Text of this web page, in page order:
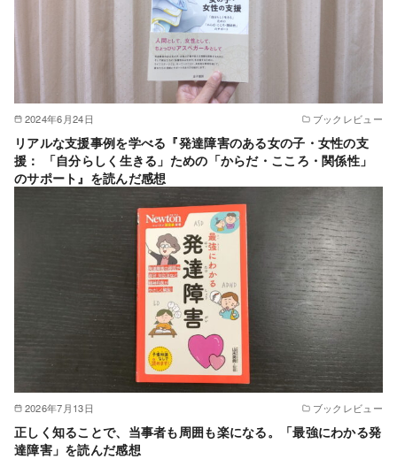
2024年6月24日 ブックレビュー
リアルな支援事例を学べる『発達障害のある女の子・女性の支
援： 「自分らしく生きる」ための「からだ・こころ・関係性」
のサポート』を読んだ感想
2026年7月13日 ブックレビュー
正しく知ることで、当事者も周囲も楽になる。「最強にわかる発
達障害」を読んだ感想